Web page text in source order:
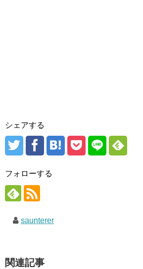
シェアする
フォローする
saunterer
関連記事